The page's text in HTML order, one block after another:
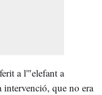
a l'"elefant a
intervenció, que no era